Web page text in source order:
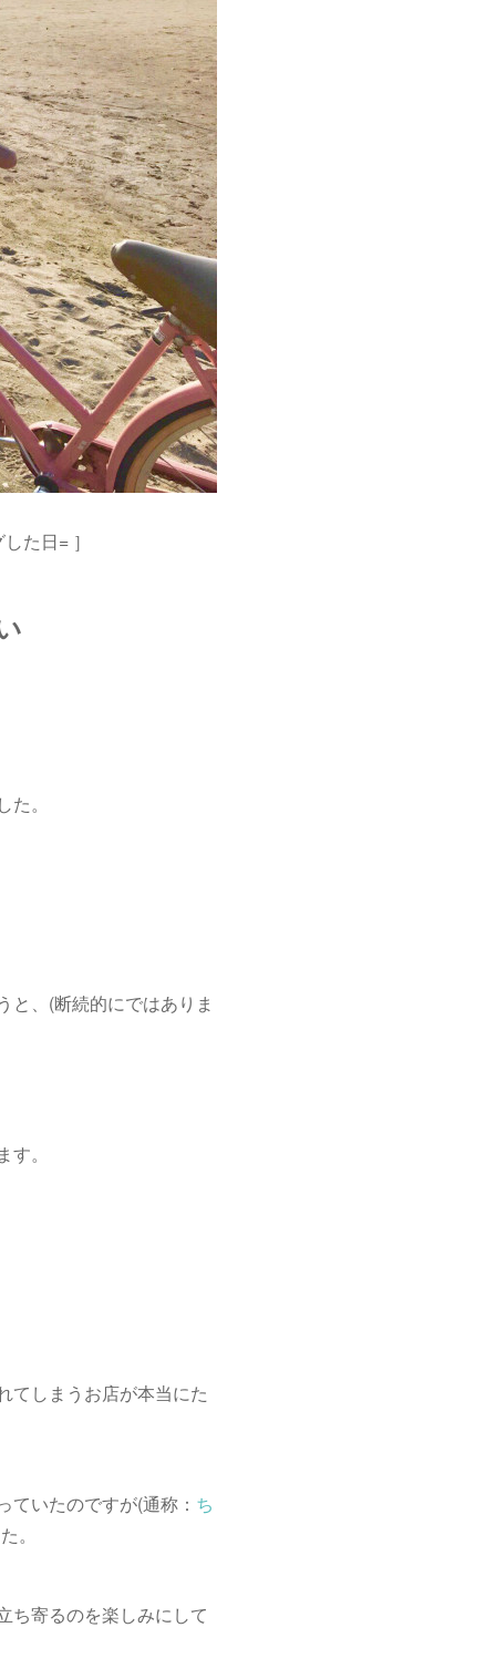
た日= ］
。
と、(断続的にではありま
。
てしまうお店が本当にた
いたのですが(通称： ち
。
ち寄るのを楽しみにして